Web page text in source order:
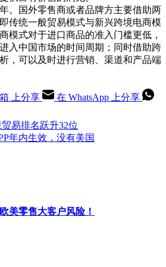
。国外零售商或者品牌方主要借助两
传统一般贸易模式与新兴跨境电商模
模式对于进口商品的准入门槛更低，
入中国市场的时间周期；同时借助跨
，可以及时进行营销、渠道和产品端
上分享
在 WhatsApp 上分享
易排名跃升32位
年内生效，没有美国
美零售大客户风险！